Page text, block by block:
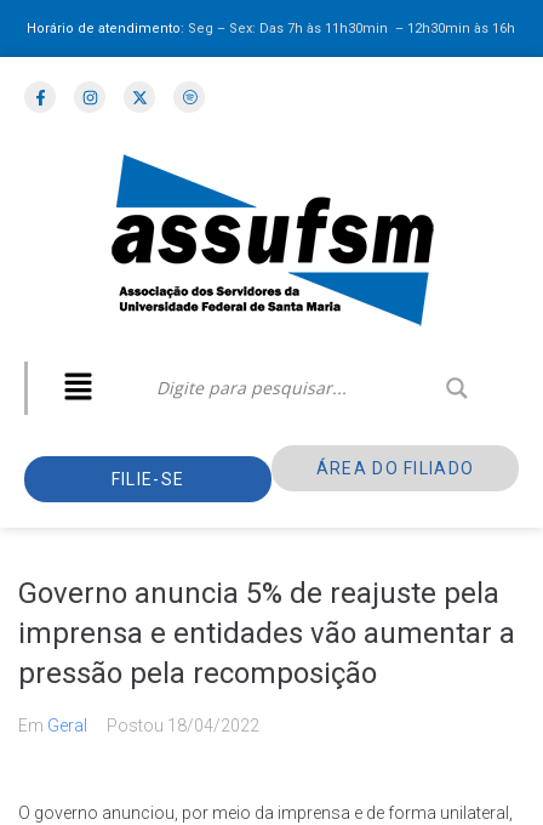
Horário de atendimento: Seg – Sex: Das 7h às 11h30min – 12h30minàs 16h
FILIE-SE
ÁREA DO FILIADO
Governo anuncia 5% de reajuste pela
imprensa e entidades vão aumentar a
pressão pela recomposição
Em Geral Postou 18/04/2022
O governo anunciou, por meio da imprensa e de forma unilateral,